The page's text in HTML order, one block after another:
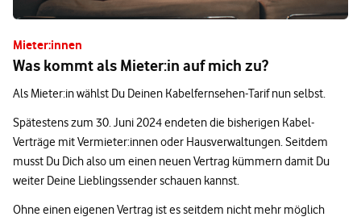
Mieter:innen
Was kommt als Mieter:in auf mich zu?
Als Mieter:in wählst Du Deinen Kabelfernsehen-Tarif nun selbst.
Spätestens zum 30. Juni 2024 endeten die bisherigen Kabel-
Verträge mit Vermieter:innen oder Hausverwaltungen. Seitdem
musst Du Dich also um einen neuen Vertrag kümmern damit Du
weiter Deine Lieblingssender schauen kannst.
Ohne einen eigenen Vertrag ist es seitdem nicht mehr möglich